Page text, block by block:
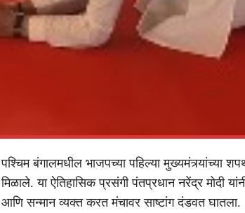
पश्चिम बंगालमधील भाजपच्या पहिल्या मुख्यमंत्र्यांच्या
मिळाले. या ऐतिहासिक प्रसंगी पंतप्रधान नरेंद्र मोदी
आणि सन्मान व्यक्त करत मंचावर साष्टांग दंडवत घातला.